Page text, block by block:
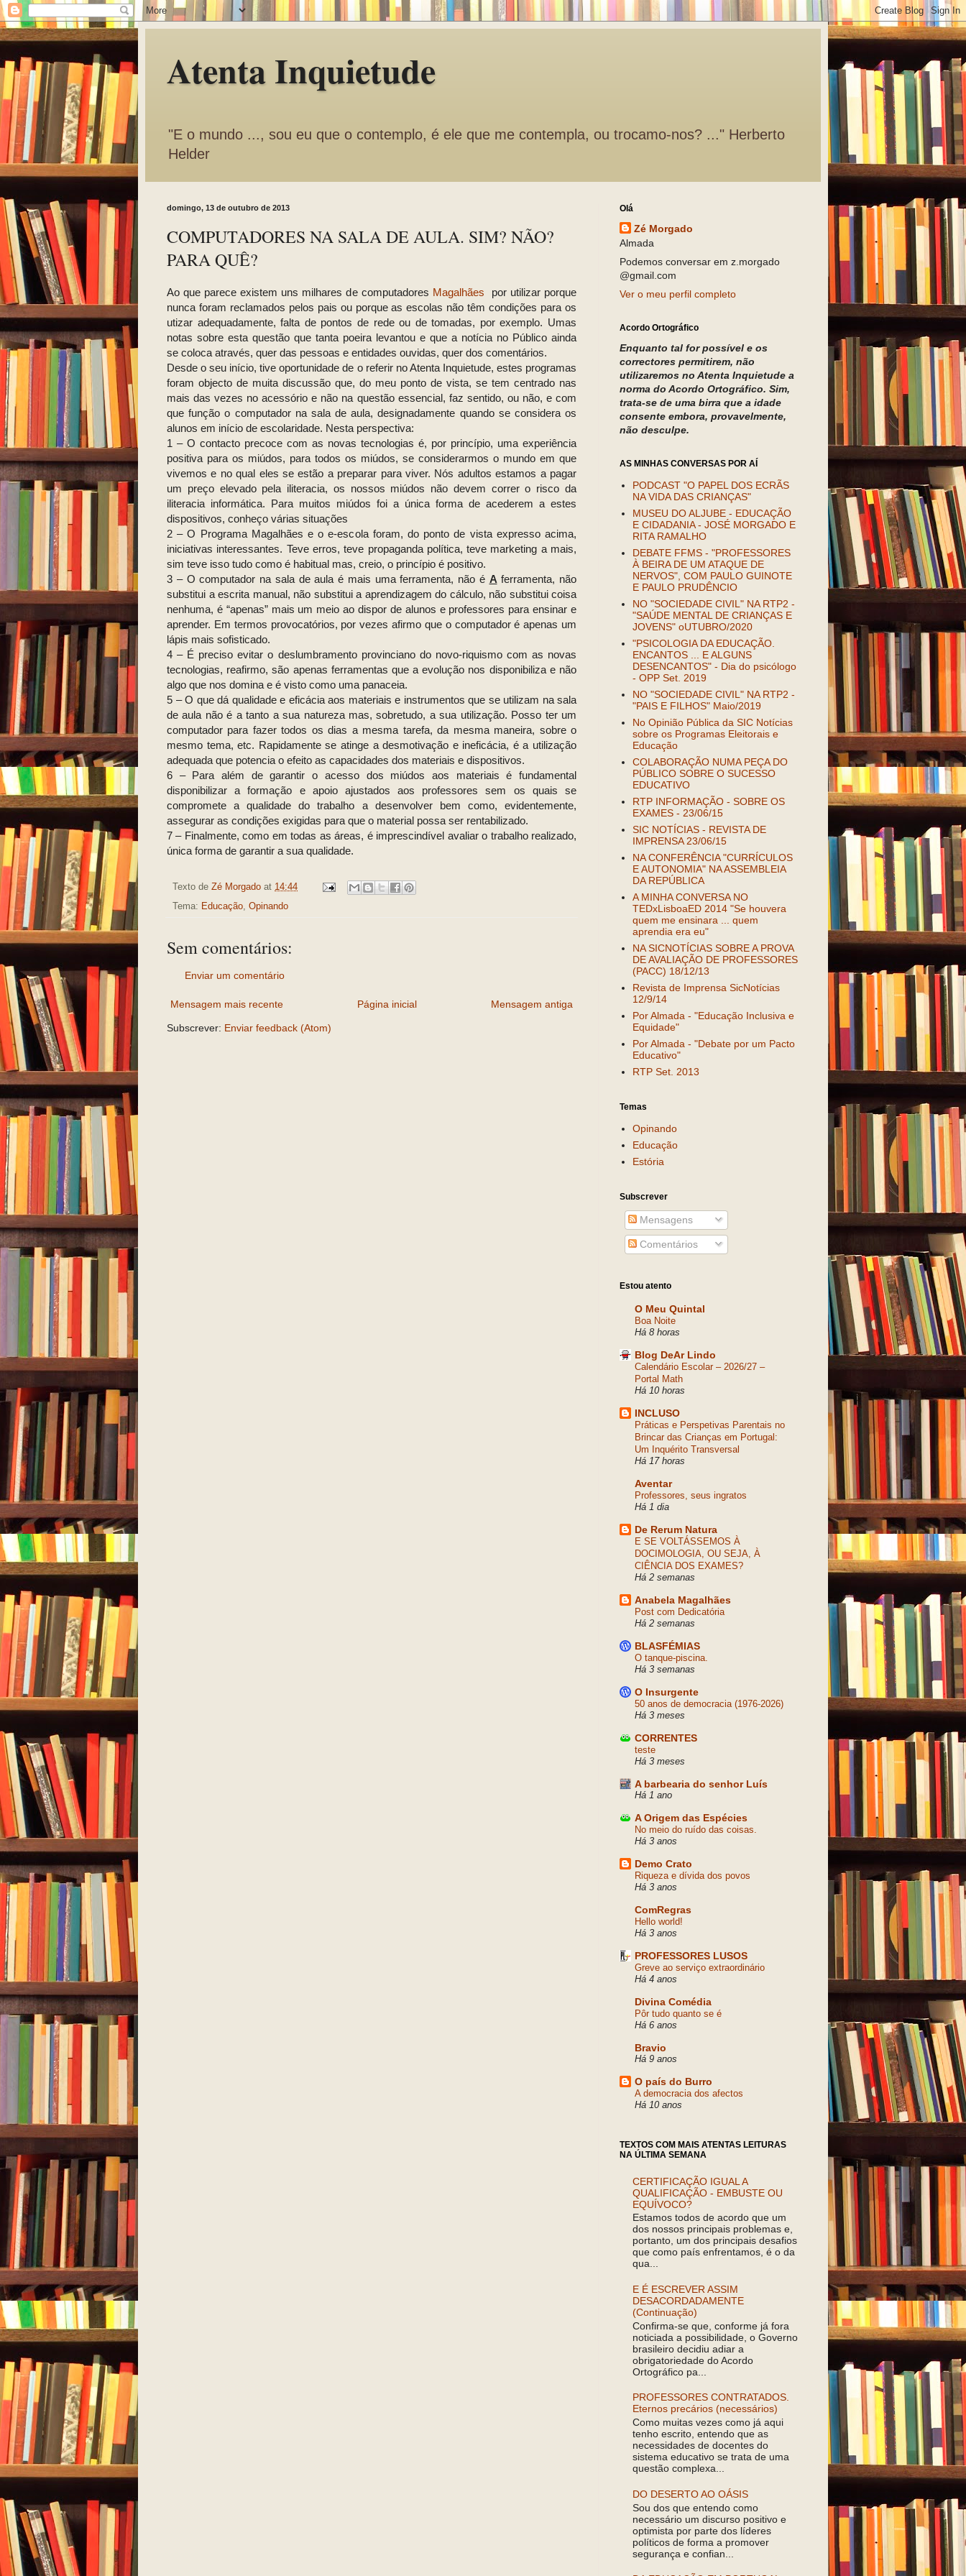
Atenta Inquietude
"E o mundo ..., sou eu que o contemplo, é ele que me contempla, ou trocamo-nos? ..." Herberto
Helder
domingo, 13 de outubro de 2013
COMPUTADORES NA SALA DE AULA. SIM? NÃO?
PARA QUÊ?
Ao que parece existem uns milhares de computadores Magalhães por utilizar porque
nunca foram reclamados pelos pais ou porque as escolas não têm condições para os
utizar adequadamente, falta de pontos de rede ou de tomadas, por exemplo. Umas
notas sobre esta questão que tanta poeira levantou e que a notícia no Público ainda
se coloca através, quer das pessoas e entidades ouvidas, quer dos comentários.
Desde o seu início, tive oportunidade de o referir no Atenta Inquietude, estes programas
foram objecto de muita discussão que, do meu ponto de vista, se tem centrado nas
mais das vezes no acessório e não na questão essencial, faz sentido, ou não, e com
que função o computador na sala de aula, designadamente quando se considera os
alunos em início de escolaridade. Nesta perspectiva:
1 – O contacto precoce com as novas tecnologias é, por princípio, uma experiência
positiva para os miúdos, para todos os miúdos, se considerarmos o mundo em que
vivemos e no qual eles se estão a preparar para viver. Nós adultos estamos a pagar
um preço elevado pela iliteracia, os nossos miúdos não devem correr o risco da
iliteracia informática. Para muitos miúdos foi a única forma de acederem a estes
dispositivos, conheço várias situações
2 – O Programa Magalhães e o e-escola foram, do ponto de vista expresso acima,
iniciativas interessantes. Teve erros, teve propaganda política, teve marketing a mais,
sim teve isso tudo como é habitual mas, creio, o princípio é positivo.
3 – O computador na sala de aula é mais uma ferramenta, não é A ferramenta, não
substitui a escrita manual, não substitui a aprendizagem do cálculo, não substitui coisa
nenhuma, é “apenas” mais um meio ao dispor de alunos e professores para ensinar e
aprender. Em termos provocatórios, por vezes afirmo que o computador é apenas um
lápis mais sofisticado.
4 – É preciso evitar o deslumbramento provinciano do novo-riquismo com as novas
tecnologias, reafirmo, são apenas ferramentas que a evolução nos disponibiliza e não
algo que nos domina e é visto como uma panaceia.
5 – O que dá qualidade e eficácia aos materiais e instrumentos que se utilizam na sala
de aula não é a tanto a sua natureza mas, sobretudo, a sua utilização. Posso ter um
computador para fazer todos os dias a mesma tarefa, da mesma maneira, sobre o
mesmo tema, etc. Rapidamente se atinge a desmotivação e ineficácia, é a utilização
adequada que potencia o efeito as capacidades dos materiais e dispositivos.
6 – Para além de garantir o acesso dos miúdos aos materiais é fundamental
disponibilizar a formação e apoio ajustados aos professores sem os quais se
compromete a qualidade do trabalho a desenvolver bem como, evidentemente,
assegurar as condições exigidas para que o material possa ser rentabilizado.
7 – Finalmente, como em todas as áreas, é imprescindível avaliar o trabalho realizado,
única forma de garantir a sua qualidade.
Texto de Zé Morgado at 14:44
Tema: Educação, Opinando
Sem comentários:
Enviar um comentário
Mensagem mais recente Mensagem antiga
Página inicial
Subscrever: Enviar feedback (Atom)
Olá
Zé Morgado
Almada
Podemos conversar em z.morgado
@gmail.com
Ver o meu perfil completo
Acordo Ortográfico
Enquanto tal for possível e os
correctores permitirem, não
utilizaremos no Atenta Inquietude a
norma do Acordo Ortográfico. Sim,
trata-se de uma birra que a idade
consente embora, provavelmente,
não desculpe.
AS MINHAS CONVERSAS POR AÍ
PODCAST "O PAPEL DOS ECRÃS
NA VIDA DAS CRIANÇAS"
MUSEU DO ALJUBE - EDUCAÇÃO
E CIDADANIA - JOSÉ MORGADO E
RITA RAMALHO
DEBATE FFMS - "PROFESSORES
À BEIRA DE UM ATAQUE DE
NERVOS", COM PAULO GUINOTE
E PAULO PRUDÊNCIO
NO "SOCIEDADE CIVIL" NA RTP2 -
"SAÚDE MENTAL DE CRIANÇAS E
JOVENS" oUTUBRO/2020
"PSICOLOGIA DA EDUCAÇÃO.
ENCANTOS ... E ALGUNS
DESENCANTOS" - Dia do psicólogo
- OPP Set. 2019
NO "SOCIEDADE CIVIL" NA RTP2 -
"PAIS E FILHOS" Maio/2019
No Opinião Pública da SIC Notícias
sobre os Programas Eleitorais e
Educação
COLABORAÇÃO NUMA PEÇA DO
PÚBLICO SOBRE O SUCESSO
EDUCATIVO
RTP INFORMAÇÃO - SOBRE OS
EXAMES - 23/06/15
SIC NOTÍCIAS - REVISTA DE
IMPRENSA 23/06/15
NA CONFERÊNCIA "CURRÍCULOS
E AUTONOMIA" NA ASSEMBLEIA
DA REPÚBLICA
A MINHA CONVERSA NO
TEDxLisboaED 2014 "Se houvera
quem me ensinara ... quem
aprendia era eu"
NA SICNOTÍCIAS SOBRE A PROVA
DE AVALIAÇÃO DE PROFESSORES
(PACC) 18/12/13
Revista de Imprensa SicNotícias
12/9/14
Por Almada - "Educação Inclusiva e
Equidade"
Por Almada - "Debate por um Pacto
Educativo"
RTP Set. 2013
Temas
Opinando
Educação
Estória
Subscrever
Mensagens
Comentários
Estou atento
O Meu Quintal
Boa Noite
Há 8 horas
Blog DeAr Lindo
Calendário Escolar – 2026/27 –
Portal Math
Há 10 horas
INCLUSO
Práticas e Perspetivas Parentais no
Brincar das Crianças em Portugal:
Um Inquérito Transversal
Há 17 horas
Aventar
Professores, seus ingratos
Há 1 dia
De Rerum Natura
E SE VOLTÁSSEMOS À
DOCIMOLOGIA, OU SEJA, À
CIÊNCIA DOS EXAMES?
Há 2 semanas
Anabela Magalhães
Post com Dedicatória
Há 2 semanas
BLASFÉMIAS
O tanque-piscina.
Há 3 semanas
O Insurgente
50 anos de democracia (1976-2026)
Há 3 meses
CORRENTES
teste
Há 3 meses
A barbearia do senhor Luís
Há 1 ano
A Origem das Espécies
No meio do ruído das coisas.
Há 3 anos
Demo Crato
Riqueza e dívida dos povos
Há 3 anos
ComRegras
Hello world!
Há 3 anos
PROFESSORES LUSOS
Greve ao serviço extraordinário
Há 4 anos
Divina Comédia
Pôr tudo quanto se é
Há 6 anos
Bravio
Há 9 anos
O país do Burro
A democracia dos afectos
Há 10 anos
TEXTOS COM MAIS ATENTAS LEITURAS
NA ÚLTIMA SEMANA
CERTIFICAÇÃO IGUAL A
QUALIFICAÇÃO - EMBUSTE OU
EQUÍVOCO?
Estamos todos de acordo que um
dos nossos principais problemas e,
portanto, um dos principais desafios
que como país enfrentamos, é o da
qua...
E É ESCREVER ASSIM
DESACORDADAMENTE
(Continuação)
Confirma-se que, conforme já fora
noticiada a possibilidade, o Governo
brasileiro decidiu adiar a
obrigatoriedade do Acordo
Ortográfico pa...
PROFESSORES CONTRATADOS.
Eternos precários (necessários)
Como muitas vezes como já aqui
tenho escrito, entendo que as
necessidades de docentes do
sistema educativo se trata de uma
questão complexa...
DO DESERTO AO OÁSIS
Sou dos que entendo como
necessário um discurso positivo e
optimista por parte dos líderes
políticos de forma a promover
segurança e confian...